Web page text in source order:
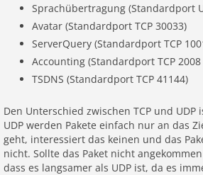
Sprachübertragung (Standardport
Avatar (Standardport TCP 30033)
ServerQuery (Standardport TCP
Accounting (Standardport TCP 2008
TSDNS (Standardport TCP 41144)
Den Unterschied zwischen TCP und
UDP werden Pakete einfach nur an das
geht, interessiert das keinen und das
nicht. Sollte das Paket nicht
dass es langsamer als UDP ist, da es